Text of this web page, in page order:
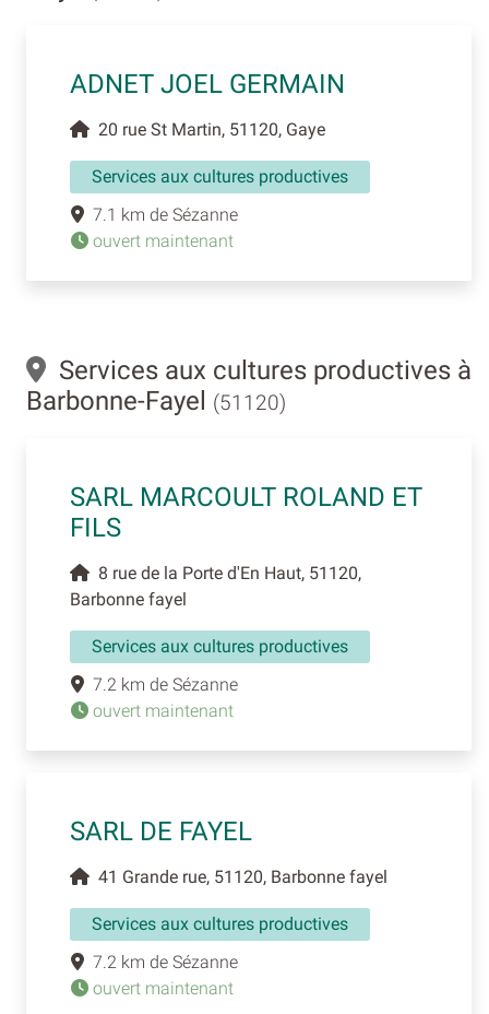
ADNET JOEL GERMAIN
20 rue St Martin, 51120, Gaye
Services aux cultures productives
7.1 km de Sézanne
ouvert maintenant
Services aux cultures productives à
Barbonne-Fayel
(51120)
SARL MARCOULT ROLAND ET
FILS
8 rue de la Porte d'En Haut, 51120,
Barbonne fayel
Services aux cultures productives
7.2 km de Sézanne
ouvert maintenant
SARL DE FAYEL
41 Grande rue, 51120, Barbonne fayel
Services aux cultures productives
7.2 km de Sézanne
ouvert maintenant